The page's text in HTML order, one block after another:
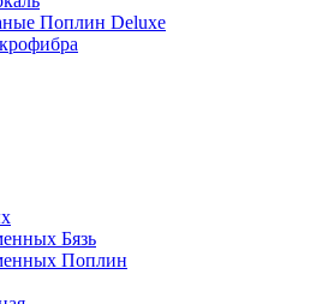
Поплин Deluxe
Бязь
Поплин